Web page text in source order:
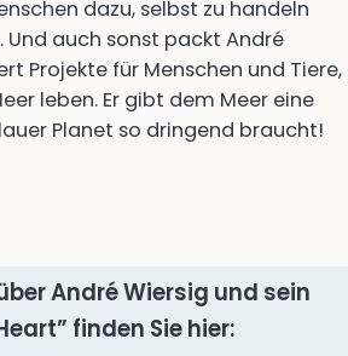
dazu, selbst zu handeln
Und auch sonst packt André
Projekte für Menschen und Tiere,
leben. Er gibt dem Meer eine
Planet so dringend braucht!
André Wiersig und sein
finden Sie hier: